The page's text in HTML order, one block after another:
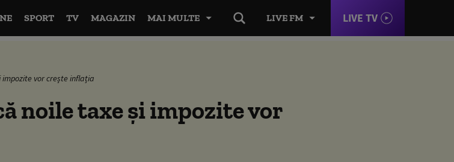
LIVE FM LIVE TV
SPORT TV MAGAZIN MAI MULTE
vor crește inflația
noile taxe și impozite vor